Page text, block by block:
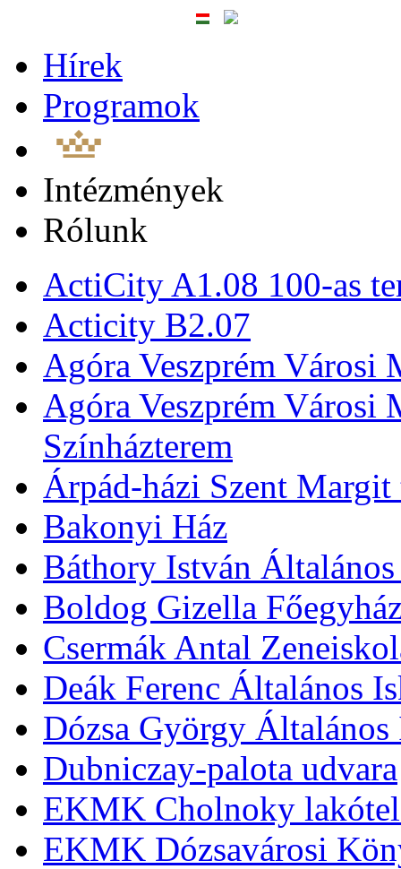
Hírek
Programok
Intézmények
Rólunk
ActiCity A1.08 100-as
Acticity B2.07
Agóra Veszprém Városi
Agóra Veszprém Városi
Színházterem
Árpád-házi Szent
Bakonyi Ház
Báthory István
Boldog Gizella
Csermák Antal
Deák Ferenc Általános
Dózsa György Általános
Dubniczay-palota udvara
EKMK Cholnoky
EKMK Dózsavárosi